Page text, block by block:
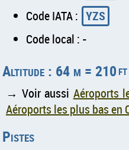
Code IATA : YZS
Code local : -
Altitude : 64 m = 210ft
→ Voir aussi Aéroports
Aéroports les plus bas en
Pistes